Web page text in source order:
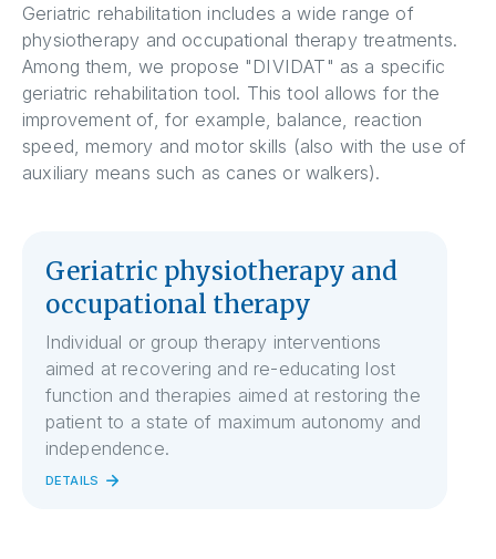
Geriatric rehabilitation includes a wide range of
physiotherapy and occupational therapy treatments.
Among them, we propose "DIVIDAT" as a specific
geriatric rehabilitation tool. This tool allows for the
improvement of, for example, balance, reaction
speed, memory and motor skills (also with the use of
auxiliary means such as canes or walkers).
Geriatric physiotherapy and
occupational therapy
Individual or group therapy interventions
aimed at recovering and re-educating lost
function and therapies aimed at restoring the
patient to a state of maximum autonomy and
independence.
DETAILS